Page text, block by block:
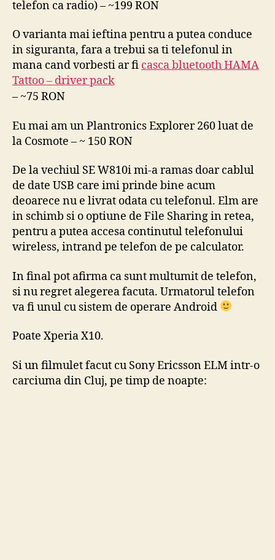
telefon ca radio) – ~199 RON
O varianta mai ieftina pentru a putea conduce
in siguranta, fara a trebui sa ti telefonul in
mana cand vorbesti ar fi casca bluetooth HAMA
Tattoo – driver pack
– ~75 RON
Eu mai am un Plantronics Explorer 260 luat de
la Cosmote – ~ 150 RON
De la vechiul SE W810i mi-a ramas doar cablul
de date USB care imi prinde bine acum
deoarece nu e livrat odata cu telefonul. Elm are
in schimb si o optiune de File Sharing in retea,
pentru a putea accesa continutul telefonului
wireless, intrand pe telefon de pe calculator.
In final pot afirma ca sunt multumit de telefon,
si nu regret alegerea facuta. Urmatorul telefon
va fi unul cu sistem de operare Android
Poate Xperia X10.
Si un filmulet facut cu Sony Ericsson ELM intr-o
carciuma din Cluj, pe timp de noapte: